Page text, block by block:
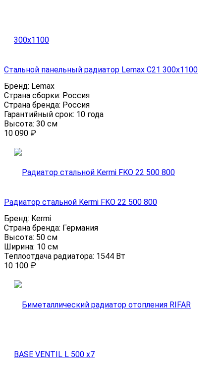
Стальной панельный радиатор Lemax C21 300х1100
Бренд: Lemax
Страна сборки: Россия
Страна бренда: Россия
Гарантийный срок: 10 года
Высота: 30 см
10 090 ₽
Радиатор стальной Kermi FKO 22 500 800
Бренд: Kermi
Страна бренда: Германия
Высота: 50 см
Ширина: 10 см
Теплоотдача радиатора: 1544 Вт
10 100 ₽